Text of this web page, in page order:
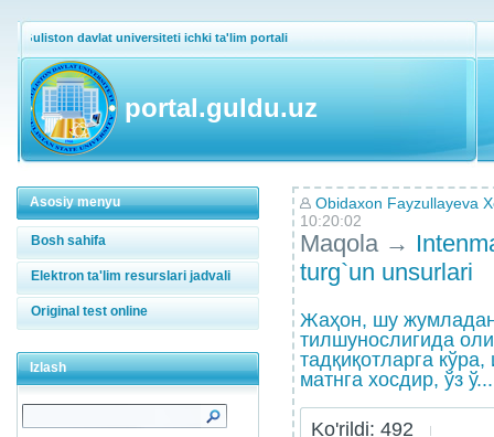
Guliston davlat universiteti ichki ta'lim portali
portal.guldu.uz
Asosiy menyu
Bosh sahifa
Elektron ta'lim resurslari jadvali
Original test online
Izlash
Obidaxon Fayzullayeva
10:20:02
Maqola →
turg`un unsurlari
Жаҳон, шу
тилшунослигида
тадқиқотларга
матнга хосдир, ўз ў...
Ko'rildi: 492